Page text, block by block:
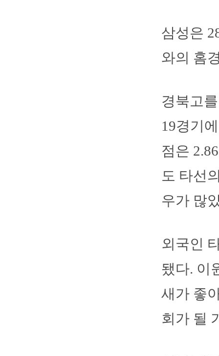
삼성은
와의 홈
경북고
19경기
점은
도 타선
우가 많
외국인
됐다. 이
새가 좋
회가 될